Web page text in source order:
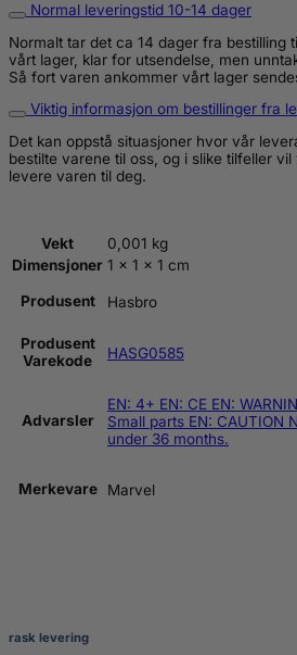
Normal leveringstid 10-14 dager
Normalt tar det ca 14 dager fra bestilling
vårt lager, klar for utsendelse, men
Så fort varen ankommer vårt lager
Viktig informasjon om bestillinger fra
Det kan oppstå situasjoner hvor vår
bestilte varene til oss, og i slike tilfeller
levere varen til deg.
Vekt
0,001 kg
Dimensjoner 1 × 1 × 1 cm
Produsent Hasbro
Produsent
Varekode
HASG0585
Advarsler
EN: 4+ EN: CE EN:
Small parts EN: CAUTION
under 36 months.
Merkevare Marvel
rask levering